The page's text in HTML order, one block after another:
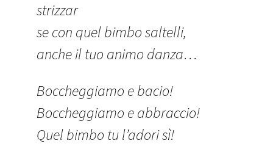
strizzar
se con quel bimbo saltelli,
anche il tuo animo danza…
Boccheggiamo e bacio!
Boccheggiamo e abbraccio!
Quel bimbo tu l’adori sì!